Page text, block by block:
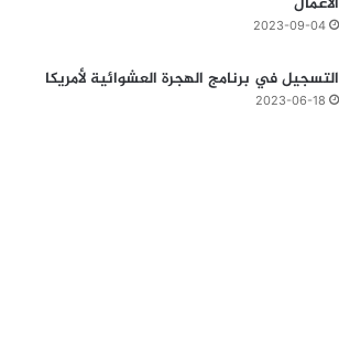
2023-09-04
التسجيل في برنامج الهجرة العشوائية لأمريكا
2023-06-18